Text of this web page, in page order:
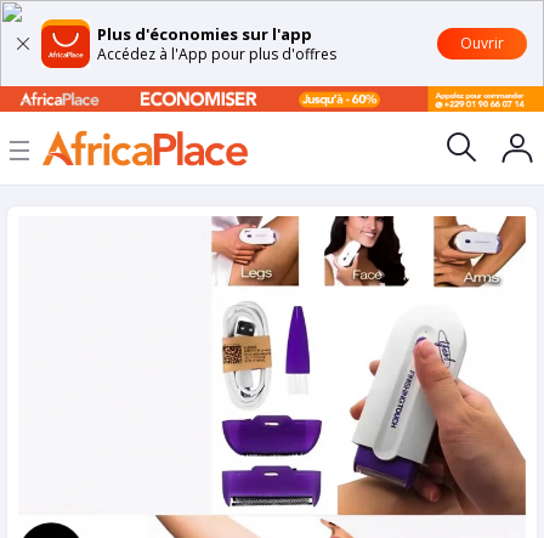
Plus d'économies sur l'app
Accédez à l'App pour plus d'offres
Ouvrir